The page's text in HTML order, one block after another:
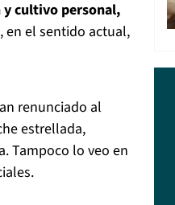
y cultivo personal,
en el sentido actual,
renunciado al
estrellada,
Tampoco lo veo en